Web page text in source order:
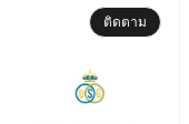
ติดตาม